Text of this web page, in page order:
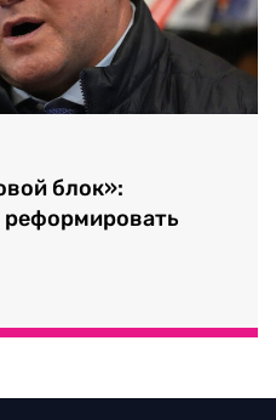
блок»: